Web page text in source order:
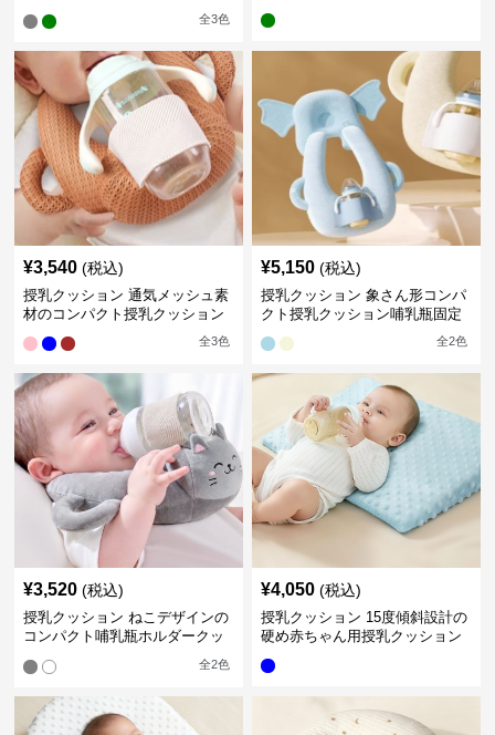
全3色
¥3,540 (税込)
授乳クッション 通気メッシュ素
材のコンパクト授乳クッション
全3色
¥5,150 (税込)
授乳クッション 象さん形コンパ
クト授乳クッション哺乳瓶固定
全2色
¥3,520 (税込)
授乳クッション ねこデザインの
コンパクト哺乳瓶ホルダークッ
全2色
¥4,050 (税込)
授乳クッション 15度傾斜設計の
硬め赤ちゃん用授乳クッション